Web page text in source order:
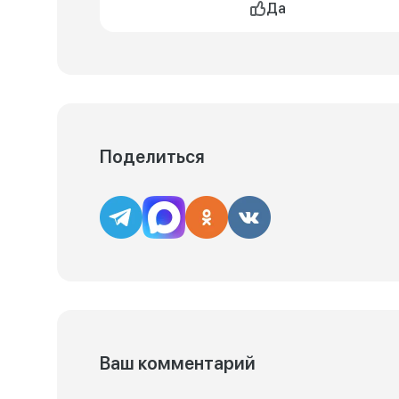
Да
Поделиться
Ваш комментарий